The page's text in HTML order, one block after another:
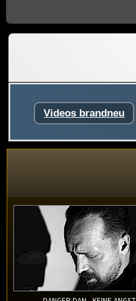
Videos brandneu